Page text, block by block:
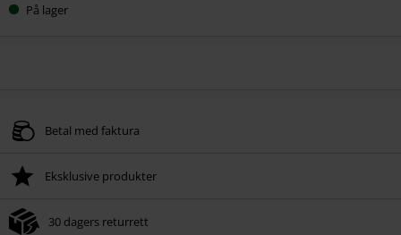
størrelse
På lager
Betal med faktura
Eksklusive produkter
30 dagers returrett